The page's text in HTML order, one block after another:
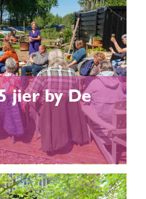
jier by De